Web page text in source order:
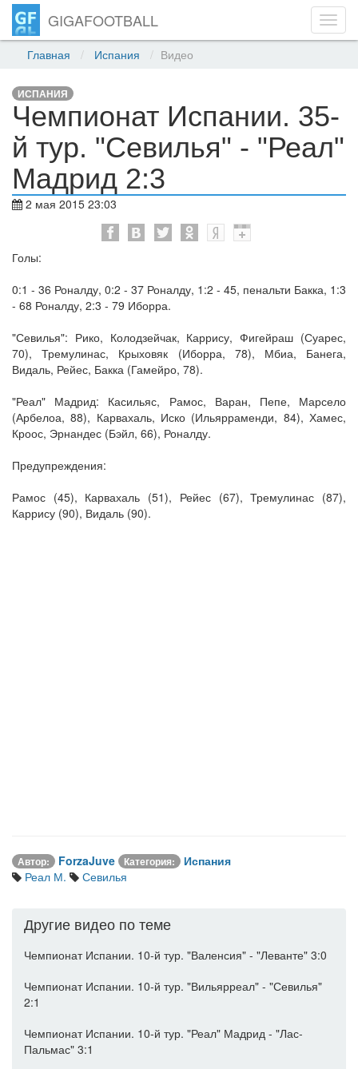
GIGAFOOTBALL
Главная Испания Видео
ИСПАНИЯ
Чемпионат Испании. 35-
й тур. "Севилья" - "Реал"
Мадрид 2:3
2 мая 2015 23:03
Голы:
0:1 - 36 Роналду, 0:2 - 37 Роналду, 1:2 - 45, пенальти Бакка, 1:3
- 68 Роналду, 2:3 - 79 Иборра.
"Севилья": Рико, Колодзейчак, Каррису, Фигейраш (Суарес,
70), Тремулинас, Крыховяк (Иборра, 78), Мбиа, Банега,
Видаль, Рейес, Бакка (Гамейро, 78).
"Реал" Мадрид: Касильяс, Рамос, Варан, Пепе, Марсело
(Арбелоа, 88), Карвахаль, Иско (Ильярраменди, 84), Хамес,
Кроос, Эрнандес (Бэйл, 66), Роналду.
Предупреждения:
Рамос (45), Карвахаль (51), Рейес (67), Тремулинас (87),
Каррису (90), Видаль (90).
Автор: ForzaJuve Категория:
Испания
Реал М.
Севилья
Другие видео по теме
Чемпионат Испании. 10-й тур. "Валенсия" - "Леванте" 3:0
Чемпионат Испании. 10-й тур. "Вильярреал" - "Севилья"
2:1
Чемпионат Испании. 10-й тур. "Реал" Мадрид - "Лас-
Пальмас" 3:1